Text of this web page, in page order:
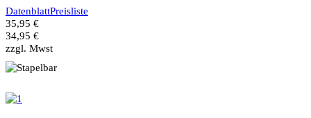
DatenblattPreisliste
35,95 €
34,95 €
zzgl. Mwst